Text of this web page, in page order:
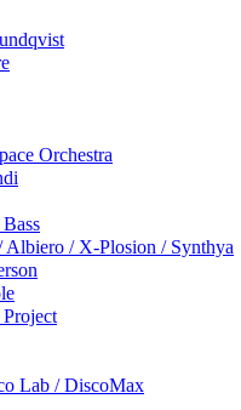
Orchestra
/ X-Plosion / Synthya
Lab / DiscoMax